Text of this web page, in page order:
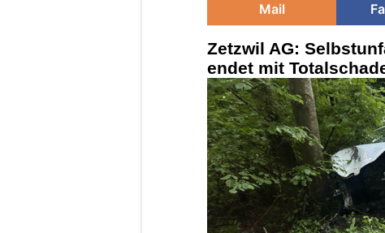
Mail
Zetzwil AG:
endet mit